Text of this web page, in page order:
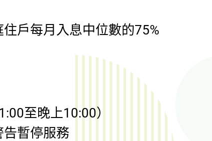
戶每月入息中位數的75%
至晚上10:00）
暫停服務